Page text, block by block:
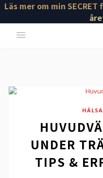
Läs mer om min
HÄLSA
UNDER
TIPS &